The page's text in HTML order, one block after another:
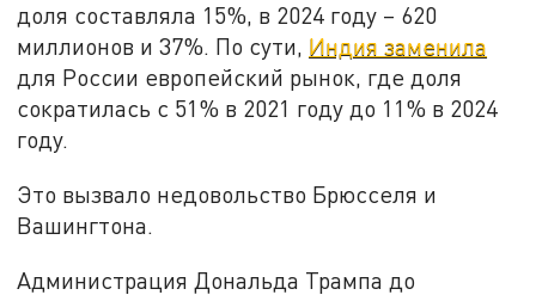
доля составляла 15%, в 2024 году – 620
миллионов и 37%. По сути, Индия заменила
для России европейский рынок, где доля
сократилась с 51% в 2021 году до 11% в 2024
году.
Это вызвало недовольство Брюсселя и
Вашингтона.
Администрация Дональда Трампа до